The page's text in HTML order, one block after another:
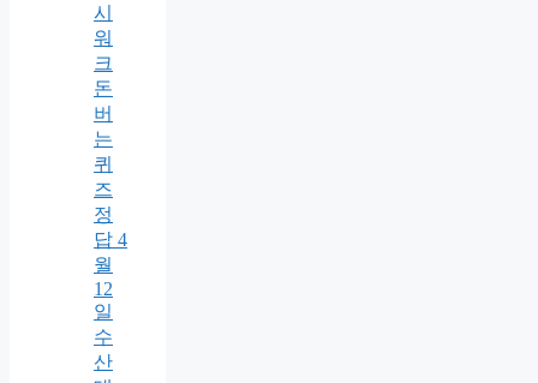
시
워
크
돈
버
는
퀴
즈
정
답 4
월
12
일
수
산